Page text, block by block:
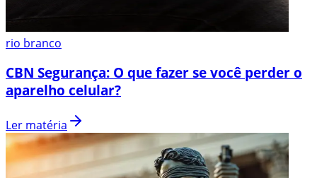
rio branco
CBN Segurança: O que fazer se você perder o
aparelho celular?
Ler matéria